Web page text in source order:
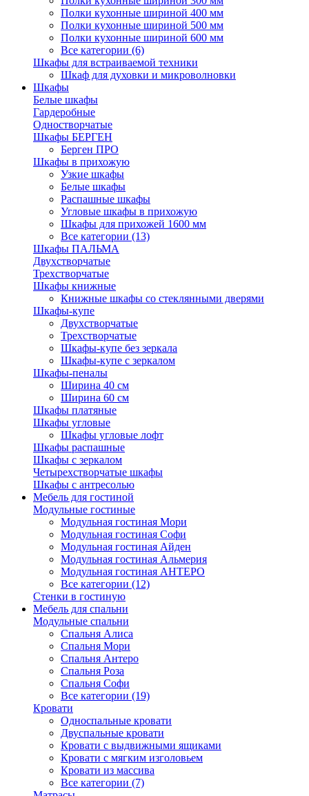
Полки кухонные шириной 400 мм
Полки кухонные шириной 500 мм
Полки кухонные шириной 600 мм
Все категории (6)
Шкафы для встраиваемой техники
Шкаф для духовки и микроволновки
Шкафы
Белые шкафы
Гардеробные
Одностворчатые
Шкафы БЕРГЕН
Берген ПРО
Шкафы в прихожую
Узкие шкафы
Белые шкафы
Распашные шкафы
Угловые шкафы в прихожую
Шкафы для прихожей 1600 мм
Все категории (13)
Шкафы ПАЛЬМА
Двухстворчатые
Трехстворчатые
Шкафы книжные
Книжные шкафы со стеклянными дверями
Шкафы-купе
Двухстворчатые
Трехстворчатые
Шкафы-купе без зеркала
Шкафы-купе с зеркалом
Шкафы-пеналы
Ширина 40 см
Ширина 60 см
Шкафы платяные
Шкафы угловые
Шкафы угловые лофт
Шкафы распашные
Шкафы с зеркалом
Четырехстворчатые шкафы
Шкафы с антресолью
Мебель для гостиной
Модульные гостиные
Модульная гостиная Мори
Модульная гостиная Софи
Модульная гостиная Айден
Модульная гостиная Альмерия
Модульная гостиная АНТЕРО
Все категории (12)
Стенки в гостиную
Мебель для спальни
Модульные спальни
Спальня Алиса
Спальня Мори
Спальня Антеро
Спальня Роза
Спальня Софи
Все категории (19)
Кровати
Односпальные кровати
Двуспальные кровати
Кровати с выдвижными ящиками
Кровати с мягким изголовьем
Кровати из массива
Все категории (7)